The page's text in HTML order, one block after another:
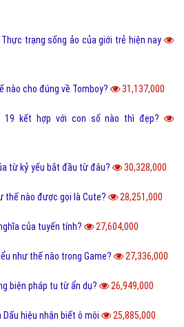
trạng sống ảo của giới trẻ hiện nay
nào cho đúng về Tomboy? 31,137,000
kết hợp với con số nào thì đẹp?
từ kỷ yếu bắt đầu từ đâu? 30,328,000
thế nào được gọi là Cute? 28,251,000
của tuyến tính? 27,604,000
như thế nào trong Game? 27,336,000
biện pháp tu từ ẩn dụ? 26,949,000
Dấu hiệu nhận biết ô môi 25,885,000